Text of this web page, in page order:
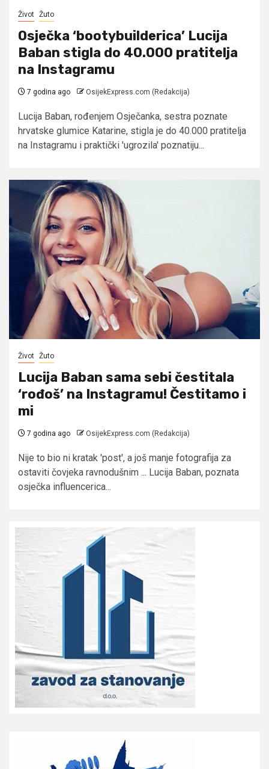
Život Žuto
Osječka ‘bootybuilderica’ Lucija
Baban stigla do 40.000 pratitelja
na Instagramu
7 godina ago OsijekExpress.com (Redakcija)
Lucija Baban, rođenjem Osječanka, sestra poznate
hrvatske glumice Katarine, stigla je do 40.000 pratitelja
na Instagramu i praktički 'ugrozila' poznatiju...
Život Žuto
Lucija Baban sama sebi čestitala
‘rođoš’ na Instagramu! Čestitamo i
mi
7 godina ago OsijekExpress.com (Redakcija)
Nije to bio ni kratak 'post', a još manje fotografija za
ostaviti čovjeka ravnodušnim ... Lucija Baban, poznata
osječka influencerica...